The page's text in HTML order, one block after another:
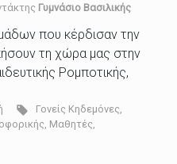
Γυμνάσιο Βασιλικής
που κέρδισαν την
τη χώρα μας στην
Ρομποτικής,
Γονείς Κηδεμόνες,
, Μαθητές,